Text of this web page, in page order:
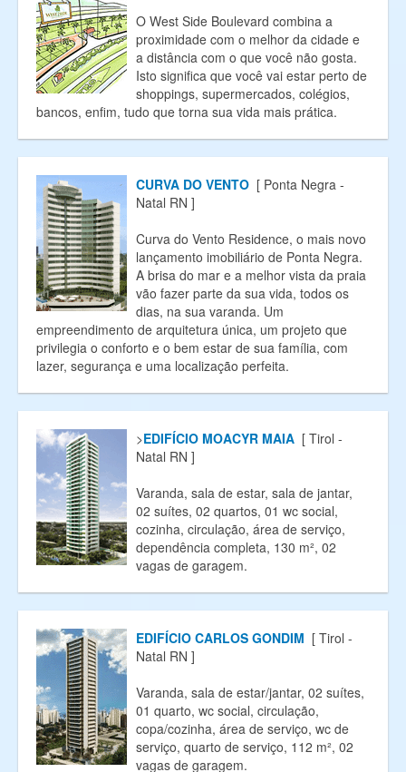
O West Side Boulevard combina a
proximidade com o melhor da cidade e
a distância com o que você não gosta.
Isto significa que você vai estar perto de
shoppings, supermercados, colégios,
bancos, enfim, tudo que torna sua vida mais prática.
CURVA DO VENTO [ Ponta Negra -
Natal RN ]
Curva do Vento Residence, o mais novo
lançamento imobiliário de Ponta Negra.
A brisa do mar e a melhor vista da praia
vão fazer parte da sua vida, todos os
dias, na sua varanda. Um
empreendimento de arquitetura única, um projeto que
privilegia o conforto e o bem estar de sua família, com
lazer, segurança e uma localização perfeita.
>EDIFÍCIO MOACYR MAIA [ Tirol -
Natal RN ]
Varanda, sala de estar, sala de jantar,
02 suítes, 02 quartos, 01 wc social,
cozinha, circulação, área de serviço,
dependência completa, 130 m², 02
vagas de garagem.
EDIFÍCIO CARLOS GONDIM [ Tirol -
Natal RN ]
Varanda, sala de estar/jantar, 02 suítes,
01 quarto, wc social, circulação,
copa/cozinha, área de serviço, wc de
serviço, quarto de serviço, 112 m², 02
vagas de garagem.